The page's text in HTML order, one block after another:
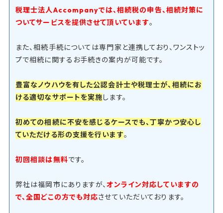
税理士法人Accompanyでは、相続税の申告、相続対策に
ついてサービスを提供させて頂いています。
また、相続手続については専門家と連携しており、ワンストッ
プで相続に関するお手続きの案内が可能です。
豊富なノウハウを有した公認会計士や税理士が、相続にお
ける適切なサポートを実施します。
初めての相続に不安を感じるケースでも、丁寧かつ安心し
ていただける形の支援を行います。
初回相談は無料です。
弊社は福岡市にありますが、オンライン対応していますの
で、全国どこの方でも対応させていただいております。